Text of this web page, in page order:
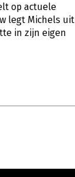
op actuele
legt Michels uit
in zijn eigen